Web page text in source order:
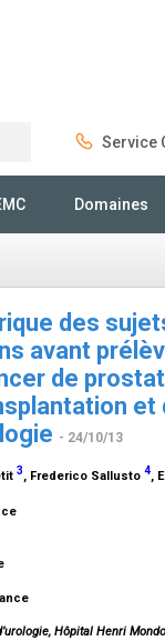
Service
Domaines
des
avant
de
- 24/10/13
3, Frederico Sallusto 4,
Hôpital Henri